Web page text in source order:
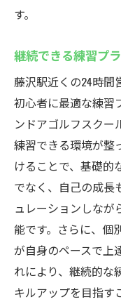
室内だから
藤沢駅でゴル
アスクールウ
効率的な
24時間い
プロフェ
目標に合
ゴルフス
器
ゴルフの
いつでも練習
す。
継続できる練習プ
藤沢駅近くの24時間
初心者に最適な練習
ンドアゴルフスクー
練習できる環境が整
けることで、基礎的
でなく、自己の成長
ュレーションしなが
能です。さらに、個
が自身のペースで上
れにより、継続的な
キルアップを目指す